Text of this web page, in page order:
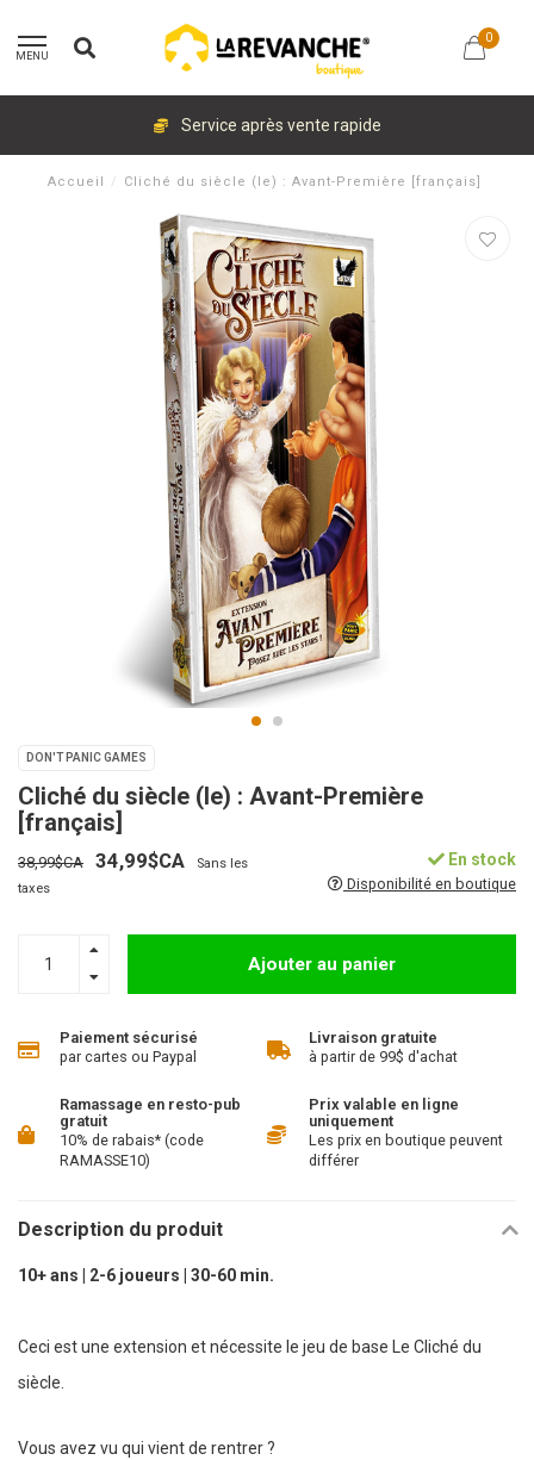
MENU
0
Service après vente rapide
Accueil / Cliché du siècle (le) : Avant-Première [français]
DON'T PANIC GAMES
Cliché du siècle (le) : Avant-Première
[français]
38,99$CA 34,99$CA
Sans les
taxes
En stock
Disponibilité en boutique
Ajouter au panier
Paiement sécurisé
par cartes ou Paypal
Livraison gratuite
à partir de 99$ d'achat
Ramassage en resto-pub
gratuit
10% de rabais* (code
RAMASSE10)
Prix valable en ligne
uniquement
Les prix en boutique peuvent
différer
Description du produit
10+ ans | 2-6 joueurs | 30-60 min.
Ceci est une extension et nécessite le jeu de base Le Cliché du
siècle.
Vous avez vu qui vient de rentrer ?